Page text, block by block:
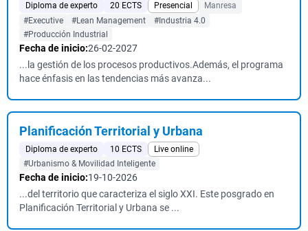
Diploma de experto 20 ECTS Presencial
Manresa
#Executive
#Lean Management
#Industria 4.0
#Producción Industrial
Fecha de inicio:26-02-2027
...la gestión de los procesos productivos.Además, el programa
hace énfasis en las tendencias más avanza...
Planificación Territorial y Urbana
Diploma de experto 10 ECTS
Live online
#Urbanismo & Movilidad Inteligente
Fecha de inicio:19-10-2026
...del territorio que caracteriza el siglo XXI. Este posgrado en
Planificación Territorial y Urbana se ...